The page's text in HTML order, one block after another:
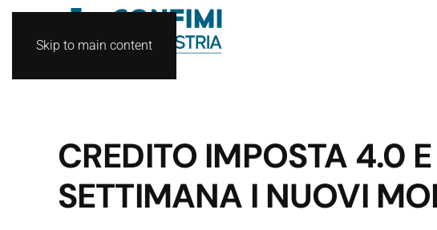
Skip to main content
CREDITO IMPOSTA 4.0
SETTIMANA I NUOVI